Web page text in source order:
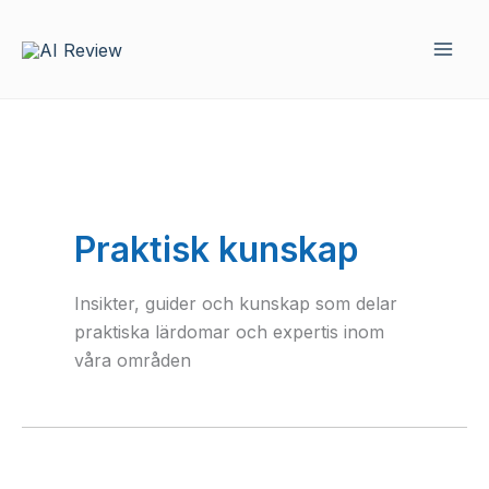
Praktisk kunskap
Insikter, guider och kunskap som delar
praktiska lärdomar och expertis inom
våra områden